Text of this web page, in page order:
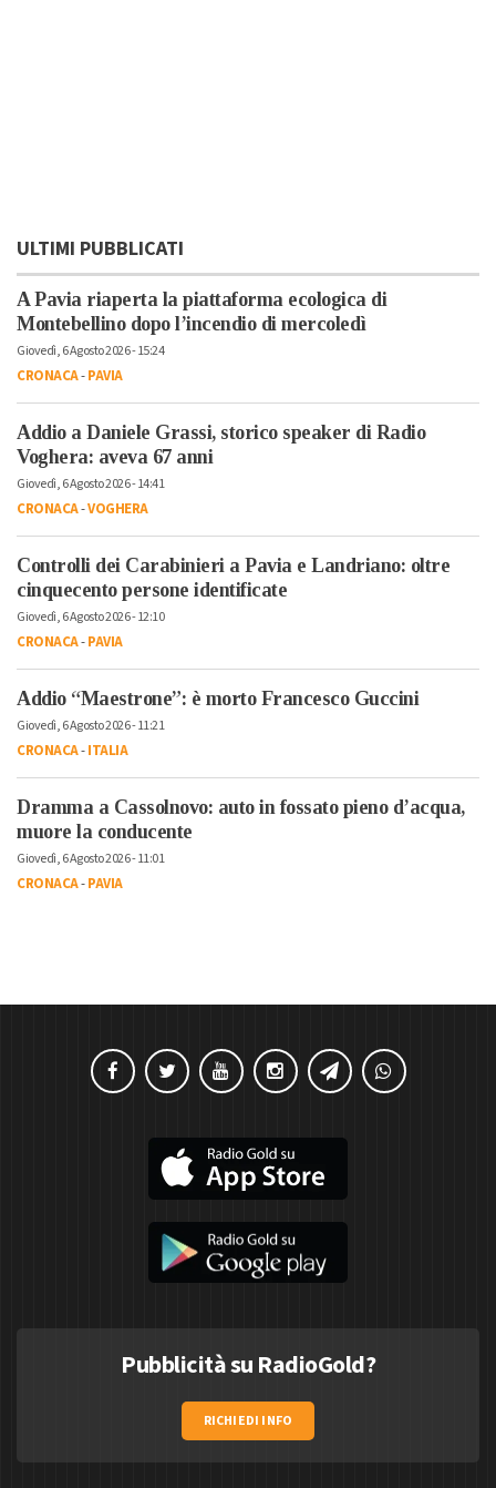
ULTIMI PUBBLICATI
A Pavia riaperta la piattaforma ecologica di
Montebellino dopo l’incendio di mercoledì
Giovedì, 6 Agosto 2026 - 15:24
CRONACA-PAVIA
Addio a Daniele Grassi, storico speaker di Radio
Voghera: aveva 67 anni
Giovedì, 6 Agosto 2026 - 14:41
CRONACA-VOGHERA
Controlli dei Carabinieri a Pavia e Landriano: oltre
cinquecento persone identificate
Giovedì, 6 Agosto 2026 - 12:10
CRONACA-PAVIA
Addio “Maestrone”: è morto Francesco Guccini
Giovedì, 6 Agosto 2026 - 11:21
CRONACA-ITALIA
Dramma a Cassolnovo: auto in fossato pieno d’acqua,
muore la conducente
Giovedì, 6 Agosto 2026 - 11:01
CRONACA-PAVIA
Pubblicità su RadioGold?
RICHIEDI INFO